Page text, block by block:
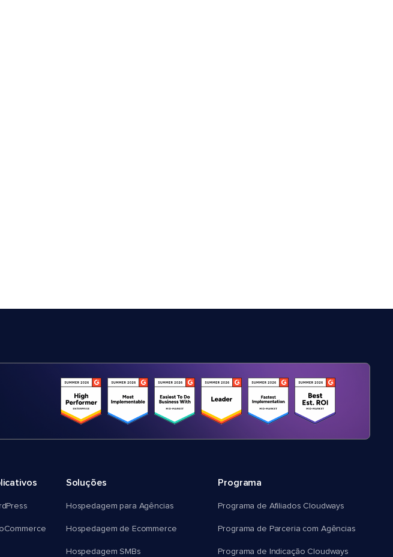
Soluções
Hospedagem para Agências
Hospedagem de Ecommerce
Hospedagem SMBs
Programa
Programa de Afiliados Cloudways
Programa de Parceria com Agências
Programa de Indicação Cloudways